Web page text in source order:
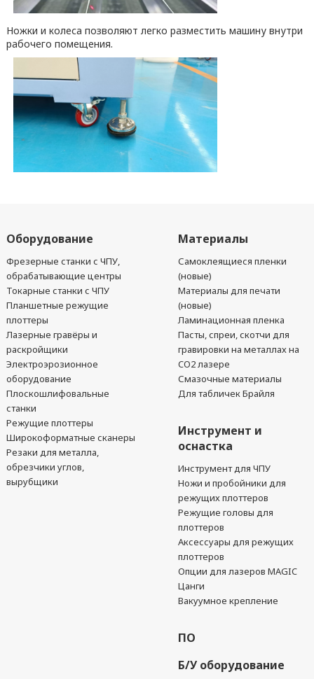
Ножки и колеса позволяют легко разместить машину внутри
рабочего помещения.
Оборудование
Фрезерные станки с ЧПУ,
обрабатывающие центры
Токарные станки с ЧПУ
Планшетные режущие
плоттеры
Лазерные гравёры и
раскройщики
Электроэрозионное
оборудование
Плоскошлифовальные
станки
Режущие плоттеры
Широкоформатные сканеры
Резаки для металла,
обрезчики углов,
вырубщики
Материалы
Самоклеящиеся пленки
(новые)
Материалы для печати
(новые)
Ламинационная пленка
Пасты, спреи, скотчи для
гравировки на металлах на
CO2 лазере
Смазочные материалы
Для табличек Брайля
Инструмент и
оснастка
Инструмент для ЧПУ
Ножи и пробойники для
режущих плоттеров
Режущие головы для
плоттеров
Аксессуары для режущих
плоттеров
Опции для лазеров MAGIC
Цанги
Вакуумное крепление
ПО
Б/У оборудование